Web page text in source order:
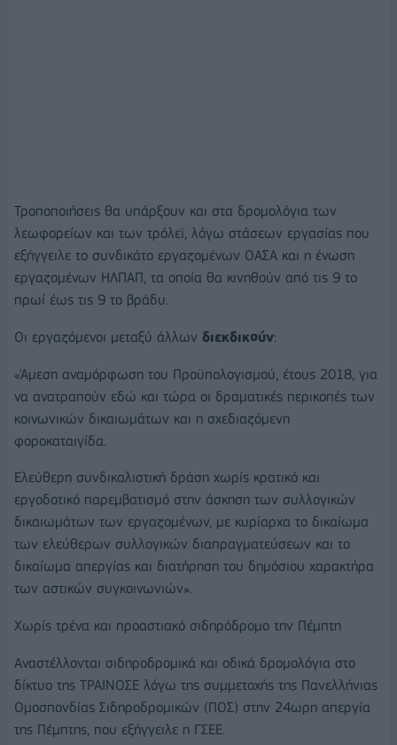
Τροποποιήσεις θα υπάρξουν και στα δρομολόγια των
λεωφορείων και των τρόλεϊ, λόγω στάσεων εργασίας που
εξήγγειλε το συνδικάτο εργαζομένων ΟΑΣΑ και η ένωση
εργαζομένων ΗΛΠΑΠ, τα οποία θα κινηθούν από τις 9 το
πρωί έως τις 9 το βράδυ.
Οι εργαζόμενοι μεταξύ άλλων διεκδικούν:
«Άμεση αναμόρφωση του Προϋπολογισμού, έτους 2018, για
να ανατραπούν εδώ και τώρα οι δραματικές περικοπές των
κοινωνικών δικαιωμάτων και η σχεδιαζόμενη
φοροκαταιγίδα.
Ελεύθερη συνδικαλιστική δράση χωρίς κρατικό και
εργοδοτικό παρεμβατισμό στην άσκηση των συλλογικών
δικαιωμάτων των εργαζομένων, με κυρίαρχα το δικαίωμα
των ελεύθερων συλλογικών διαπραγματεύσεων και το
δικαίωμα απεργίας και διατήρηση του δημόσιου χαρακτήρα
των αστικών συγκοινωνιών».
Χωρίς τρένα και προαστιακό σιδηρόδρομο την Πέμπτη
Αναστέλλονται σιδηροδρομικά και οδικά δρομολόγια στο
δίκτυο της ΤΡΑΙΝΟΣΕ λόγω της συμμετοχής της Πανελλήνιας
Ομοσπονδίας Σιδηροδρομικών (ΠΟΣ) στην 24ωρη απεργία
της Πέμπτης, που εξήγγειλε η ΓΣΕΕ.